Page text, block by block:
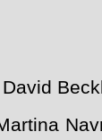
David